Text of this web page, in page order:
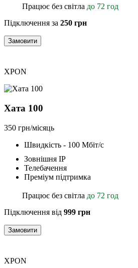
Працює без світла до 72 год
Підключення за 250 грн
Замовити
XPON
Хата 100
350 грн/місяць
Швидкість - 100 Мбіт/с
Зовнішня ІР
Телебачення
Преміум підтримка
Працює без світла до 72 год
Підключення від 999 грн
Замовити
XPON